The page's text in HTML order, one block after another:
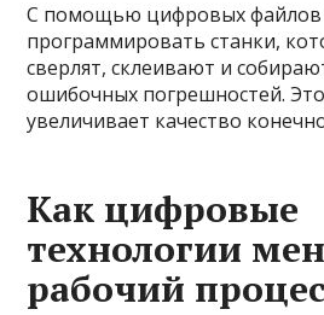
С помощью цифровых
программировать станки,
сверлят, склеивают и
ошибочных погрешностей.
увеличивает качество
Как цифровые
технологии
рабочий